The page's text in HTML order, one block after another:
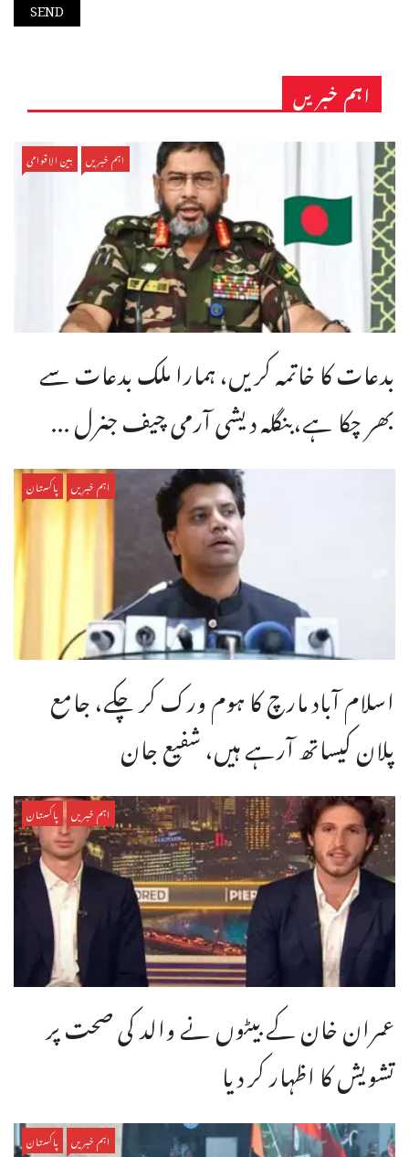
اہم خبریں
اہم خبریں بین الاقوامی
بدعات کا خاتمہ کریں، ہمارا ملک بدعات سے
بھر چکا ہے،بنگله دیشی آرمی چیف جنرل ...
اہم خبریں پاکستان
اسلام آباد مارچ کا ہوم ورک کر چکے، جامع
پلان کیساتھ آرہے ہیں، شفیع جان
اہم خبریں پاکستان
عمران خان کے بیٹوں نے والد کی صحت پر
تشویش کا اظہار کر دیا
اہم خبریں پاکستان